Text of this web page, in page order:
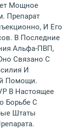
Мощное
Препарат
И Его
В Последние
Альфа-ПВП,
Связано С
И
Помощи.
В Настоящее
Борьбе С
Штаты